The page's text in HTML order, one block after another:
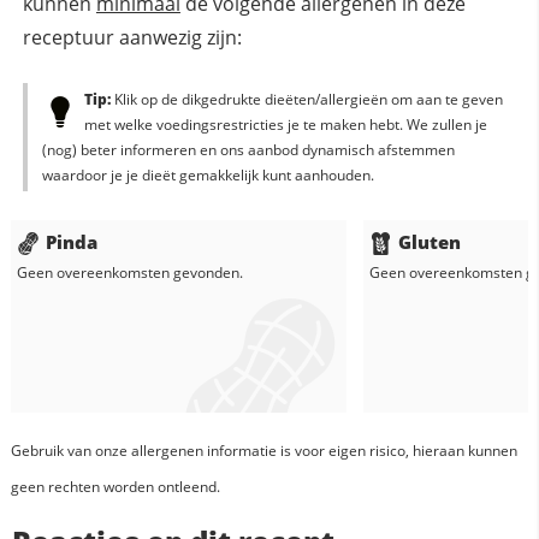
receptuur aanwezig zijn:
Tip:Klik op de dikgedrukte dieëten/allergieën om aan te geven
met welke voedingsrestricties je te maken hebt. We zullen je
(nog) beter informeren en ons aanbod dynamisch afstemmen
waardoor je je dieët gemakkelijk kunt aanhouden.
Pinda
Geen overeenkomsten gevonden.
Gluten
Geen overeenkomsten
Gebruik van onze allergenen informatie is voor eigen risico, hieraan kunnen
geen rechten worden ontleend.